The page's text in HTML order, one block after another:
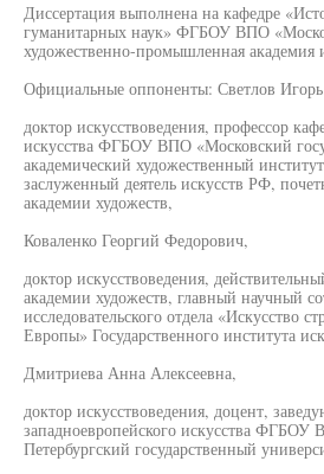
Диссертация выполнена на кафедре
гуманитарных наук» ФГБОУ ВПО
художественно-промышленная
Официальные оппоненты: Светлов
доктор искусствоведения, профессор
искусства ФГБОУ ВПО «Московский
академический художественный
заслуженный деятель искусств РФ,
академии художеств,
Коваленко Георгий Федорович,
доктор искусствоведения,
академии художеств, главный научный
исследовательского отдела «Искусство
Европы» Государственного института
Дмитриева Анна Алексеевна,
доктор искусствоведения, доцент,
западноевропейского искусства ФГБОУ
Петербургский государственный